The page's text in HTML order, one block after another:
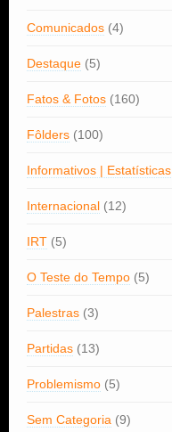
Comunicados (4)
Destaque (5)
Fatos & Fotos (160)
Fôlders (100)
Informativos | Estatísticas
Internacional (12)
IRT (5)
O Teste do Tempo (5)
Palestras (3)
Partidas (13)
Problemismo (5)
Sem Categoria (9)